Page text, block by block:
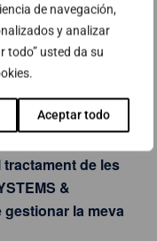
de navegación,
y analizar
todo” usted da su
Aceptar todo
de Dades a la nostra
condicions-de-
de les
&
gestionar la meva